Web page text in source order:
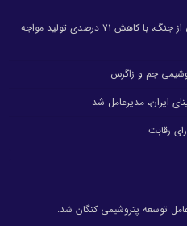
پتروشیمی اروند پس از اختلالات ناشی از جنگ، با کاهش ۷۱ درصدی تولید مواجه
جم و زاگرس
ایران، مدیرعامل شد
رقابت
توسعه پتروشیمی کنگان شد.